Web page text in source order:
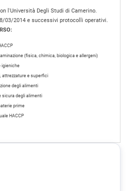
l'Università Degli Studi di Camerino.
03/2014 e successivi protocolli operativi.
(fisica, chimica, biologica e allergeni)
igieniche
attrezzature e superfici
degli alimenti
sicura degli alimenti
prime
HACCP